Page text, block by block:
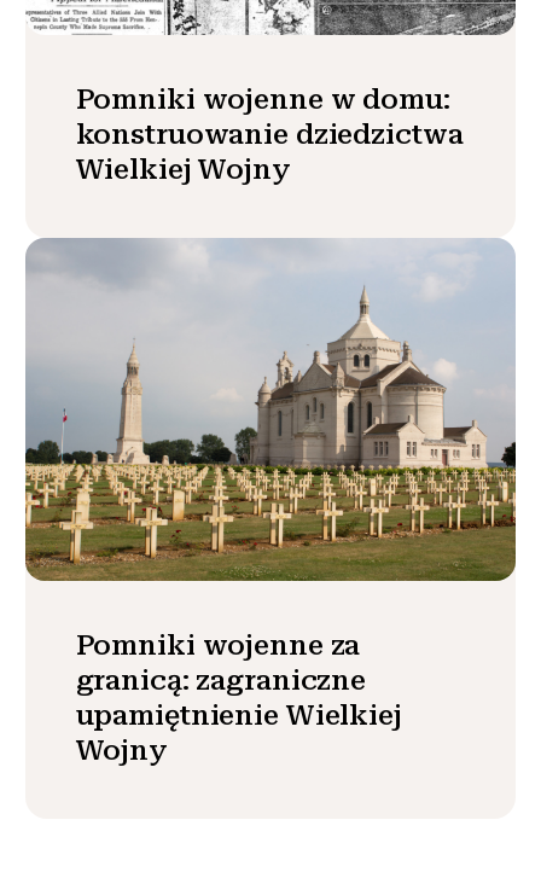
Pomniki wojenne w domu:
konstruowanie dziedzictwa
Wielkiej Wojny
Pomniki wojenne za
granicą: zagraniczne
upamiętnienie Wielkiej
Wojny